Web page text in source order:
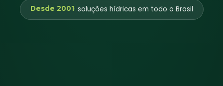
Desde 2001· soluções hídricas em todo o Brasil